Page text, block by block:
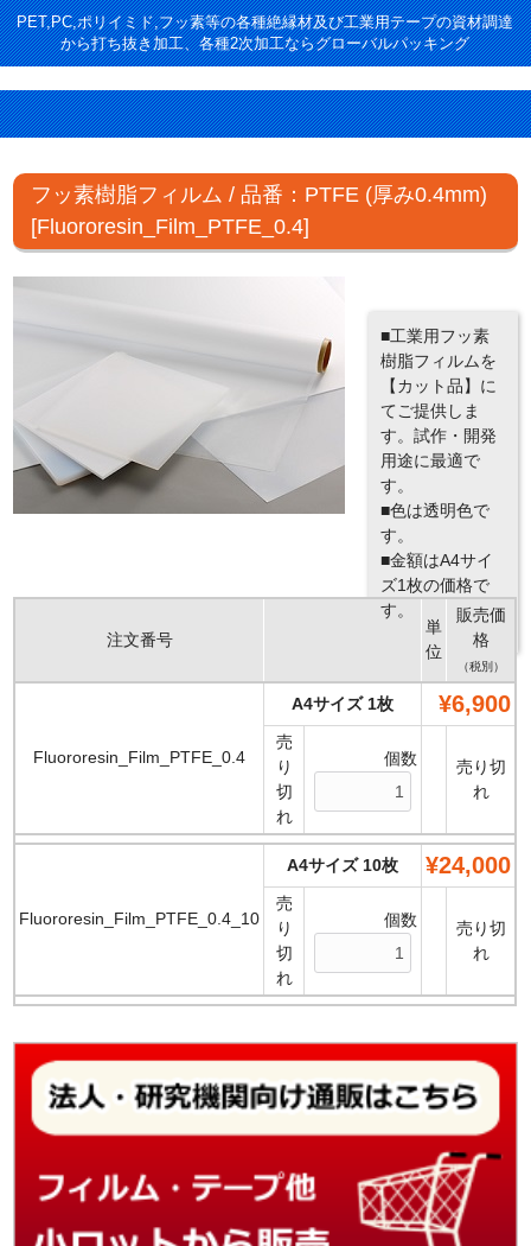
PET,PC,ポリイミド,フッ素等の各種絶縁材及び工業用テープの資材調達
から打ち抜き加工、各種2次加工ならグローバルパッキング
フッ素樹脂フィルム / 品番：PTFE (厚み0.4mm)
[Fluororesin_Film_PTFE_0.4]
■工業用フッ素
樹脂フィルムを
【カット品】に
てご提供しま
す。試作・開発
用途に最適で
す。
■色は透明色で
す。
■金額はA4サイ
ズ1枚の価格で
す。
注文番号
単
位
販売価
格
（税別）
Fluororesin_Film_PTFE_0.4
A4サイズ 1枚 ¥6,900
売
り
切
れ
個数
売り切
れ
Fluororesin_Film_PTFE_0.4_10
A4サイズ 10枚 ¥24,000
売
り
切
れ
個数
売り切
れ